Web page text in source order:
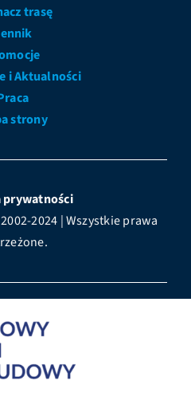
trasę
i Aktualności
strony
2024 | Wszystkie prawa